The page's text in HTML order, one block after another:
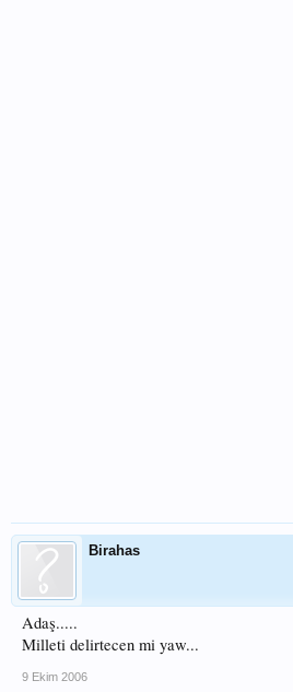
Birahas
Adaş.....
Milleti delirtecen mi yaw...
9 Ekim 2006